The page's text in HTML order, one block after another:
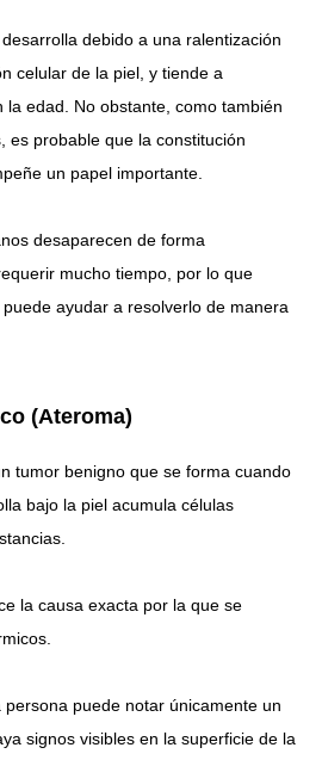
debido a una ralentización
celular de la piel, y tiende a
edad. No obstante, como también
es probable que la constitución
un papel importante.
desaparecen de forma
mucho tiempo, por lo que
ayudar a resolverlo de manera
(Ateroma)
tumor benigno que se forma cuando
bajo la piel acumula células
la causa exacta por la que se
persona puede notar únicamente un
signos visibles en la superficie de la